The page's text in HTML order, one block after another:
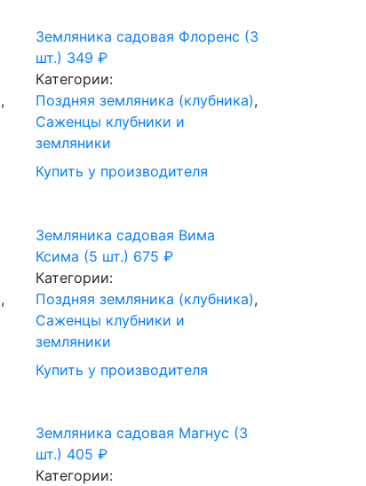
,
Земляника садовая Флоренс (3
шт.) 349₽
Категории:
Поздняя земляника (клубника),
Саженцы клубники и
земляники
Купить у производителя
,
Земляника садовая Вима
Ксима (5 шт.) 675₽
Категории:
Поздняя земляника (клубника),
Саженцы клубники и
земляники
Купить у производителя
Земляника садовая Магнус (3
шт.) 405₽
Категории: